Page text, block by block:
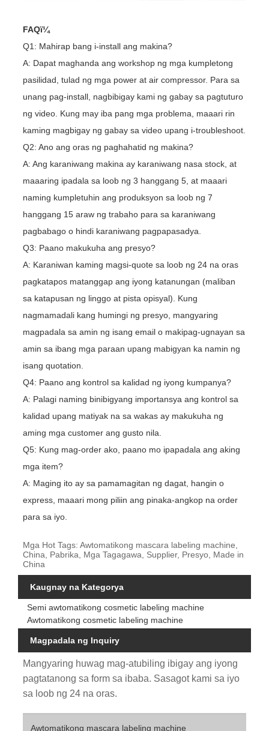
FAQï¼
Q1: Mahirap bang i-install ang makina?
A: Dapat maghanda ang workshop ng mga kumpletong
pasilidad, tulad ng mga power at air compressor. Para sa
unang pag-install, nagbibigay kami ng gabay sa pagtuturo
ng video. Kung may iba pang mga problema, maaari rin
kaming magbigay ng gabay sa video upang i-troubleshoot.
Q2: Ano ang oras ng paghahatid ng makina?
A: Ang karaniwang makina ay karaniwang nasa stock, at
maaaring ipadala sa loob ng 3 hanggang 5, at maaari
naming kumpletuhin ang produksyon sa loob ng 7
hanggang 15 araw ng trabaho para sa karaniwang
pagbabago o hindi karaniwang pagpapasadya.
Q3: Paano makukuha ang presyo?
A: Karaniwan kaming magsi-quote sa loob ng 24 na oras
pagkatapos matanggap ang iyong katanungan (maliban
sa katapusan ng linggo at pista opisyal). Kung
nagmamadali kang humingi ng presyo, mangyaring
magpadala sa amin ng isang email o makipag-ugnayan sa
amin sa ibang mga paraan upang mabigyan ka namin ng
isang quotation.
Q4: Paano ang kontrol sa kalidad ng iyong kumpanya?
A: Palagi naming binibigyang importansya ang kontrol sa
kalidad upang matiyak na sa wakas ay makukuha ng
aming mga customer ang gusto nila.
Q5: Kung mag-order ako, paano mo ipapadala ang aking
mga item?
A: Maging ito ay sa pamamagitan ng dagat, hangin o
express, maaari mong piliin ang pinaka-angkop na order
para sa iyo.
Mga Hot Tags: Awtomatikong mascara labeling machine,
China, Pabrika, Mga Tagagawa, Supplier, Presyo, Made in
China
Kaugnay na Kategorya
Semi awtomatikong cosmetic labeling machine
Awtomatikong cosmetic labeling machine
Magpadala ng Inquiry
Mangyaring huwag mag-atubiling ibigay ang iyong
pagtatanong sa form sa ibaba. Sasagot kami sa iyo
sa loob ng 24 na oras.